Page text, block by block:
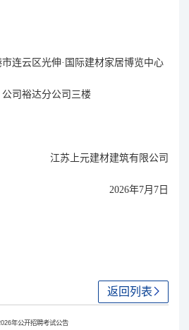
连云区光伸·国际建材家居博览中心
司裕达分公司三楼
江苏上元建材建筑有限公司
2026年7月 7 日
返回列表
年公开招聘考试公告